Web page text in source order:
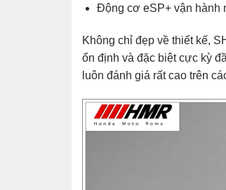
Động cơ eSP+ vận hành
Không chỉ đẹp về thiết kế,
ổn định và đặc biệt cực kỳ
luôn đánh giá rất cao trên